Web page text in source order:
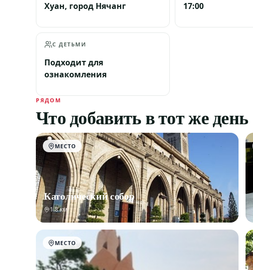
Хуан, город Нячанг
17:00
С ДЕТЬМИ
Подходит для
ознакомления
РЯДОМ
Что добавить в тот же день
МЕСТО
Католический собор
1.8 км
МЕСТО